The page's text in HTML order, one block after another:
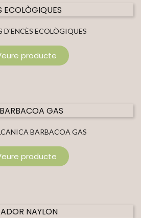
D'ENCÈS ECOLÒGIQUES
producte
BARBACOA GAS
producte